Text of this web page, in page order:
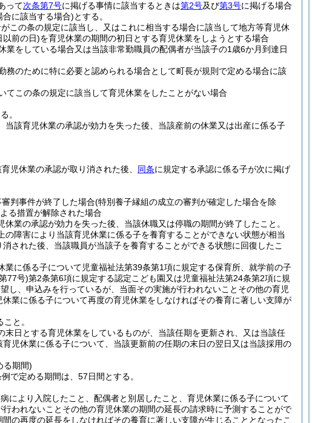
って次条第7号に掲げる事情に該当するときは第2号及び第3号に掲げる場合
合に該当する場合)とする。
この条の規定に該当し、又はこれに相当する場合に該当して地方等育児休
以前の日)を育児休業の期間の初日とする育児休業をしようとする場合
をしている場合又は当該非常勤職員の配偶者が当該子の1歳6か月到達日
のために特に必要と認められる場合として町長が規則で定める場合に該
この条の規定に該当して育児休業をしたことがない場合
。
該育児休業の承認が効力を失った後、当該産前の休業又は出産に係る子
児休業の承認が取り消された後、 同条に規定する承認に係る子が次に掲げ
判事件が終了した場合(特別養子縁組の成立の審判が確定した場合を除
る措置が解除された場合
業の承認が効力を失った後、当該休職又は停職の期間が終了したこと。
障害により当該育児休業に係る子を養育することができない状態が相当
された後、当該職員が当該子を養育することができる状態に回復したこ
に係る子について児童福祉法第39条第1項に規定する保育所、就学前の子
77号)第2条第6項に規定する認定こども園又は児童福祉法第24条第2項に規
し、申込みを行っているが、当面その実施が行われないことその他の育児
業に係る子について再度の育児休業をしなければその養育に著しい支障が
と。
日とする育児休業をしているものが、当該任期を更新され、又は当該任
児休業に係る子について、当該更新前の任期の末日の翌日又は当該採用の
る期間)
で定める期間は、57日間とする。
により入院したこと、配偶者と別居したこと、育児休業に係る子について
われないことその他の育児休業の期間の延長の請求時に予測することがで
の再度の延長をしなければその養育に著しい支障が生じることとなったこ